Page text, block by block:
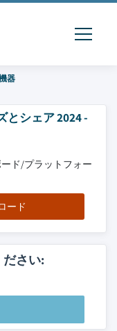
器
とシェア 2024 -
ド/プラットフォー
ード
さい: